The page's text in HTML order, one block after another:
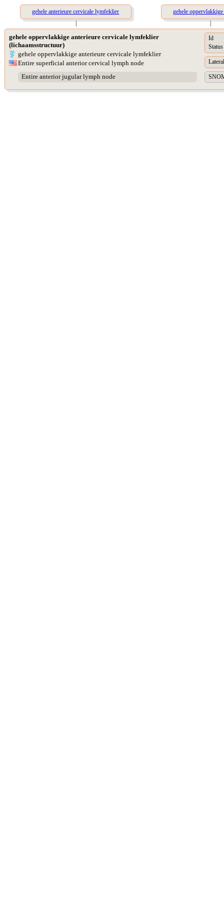
gehele anterieure cervicale lymfeklier
gehele
|
|
gehele oppervlakkige anterieure cervicale lymfeklier
(lichaamsstructuur)
gehele oppervlakkige anterieure cervicale lymfeklier
Entire superficial anterior cervical lymph node
Entire anterior jugular lymph node
Id
Status